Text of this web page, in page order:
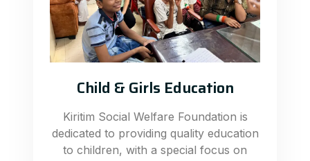
Child & Girls Education
Kiritim Social Welfare Foundation is
dedicated to providing quality education
to children, with a special focus on